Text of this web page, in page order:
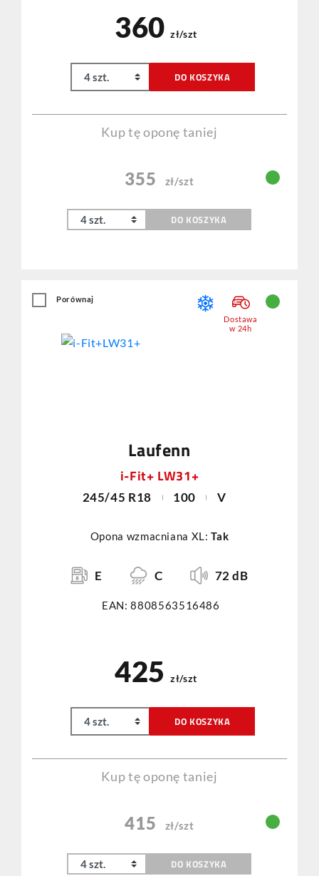
360 zł/szt
DO KOSZYKA
Kup tę oponę taniej
355 zł/szt
DO KOSZYKA
Laufenn
i-Fit+ LW31+
245/45 R18 100 V
Opona wzmacniana XL:Tak
E C 72 dB
EAN: 8808563516486
Porównaj
Dostawa
w 24h
425 zł/szt
DO KOSZYKA
Kup tę oponę taniej
415 zł/szt
DO KOSZYKA